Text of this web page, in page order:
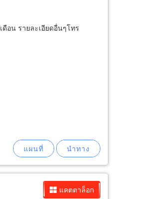
อน รายละเอียดอื่นๆโทร
แคตตาล็อก